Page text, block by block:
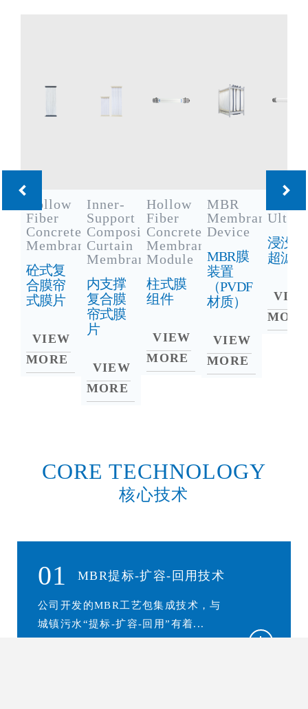
Hollow
Fiber
Concrete
Membrane
砼式复
合膜帘
式膜片
VIEW
MORE
Inner-
Support
Composite
Curtain
Membrane
内支撑
复合膜
帘式膜
片
VIEW
MORE
Hollow
Fiber
Concrete
Membrane
Module
柱式膜
组件
VIEW
MORE
MBR
Membrane
Device
MBR膜
装置
（PVDF
材质）
VIEW
MORE
浸没式
超滤
CORE TECHNOLOGY
核心技术
01 MBR提标-扩容-回用技术
公司开发的MBR工艺包集成技术，与
城镇污水“提标-扩容-回用”有着...